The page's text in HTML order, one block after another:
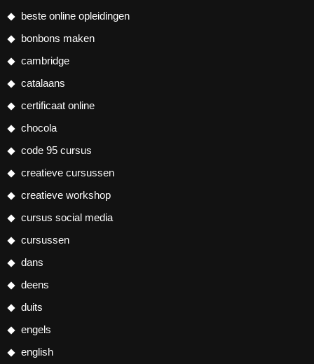
beste online opleidingen
bonbons maken
cambridge
catalaans
certificaat online
chocola
code 95 cursus
creatieve cursussen
creatieve workshop
cursus social media
cursussen
dans
deens
duits
engels
english